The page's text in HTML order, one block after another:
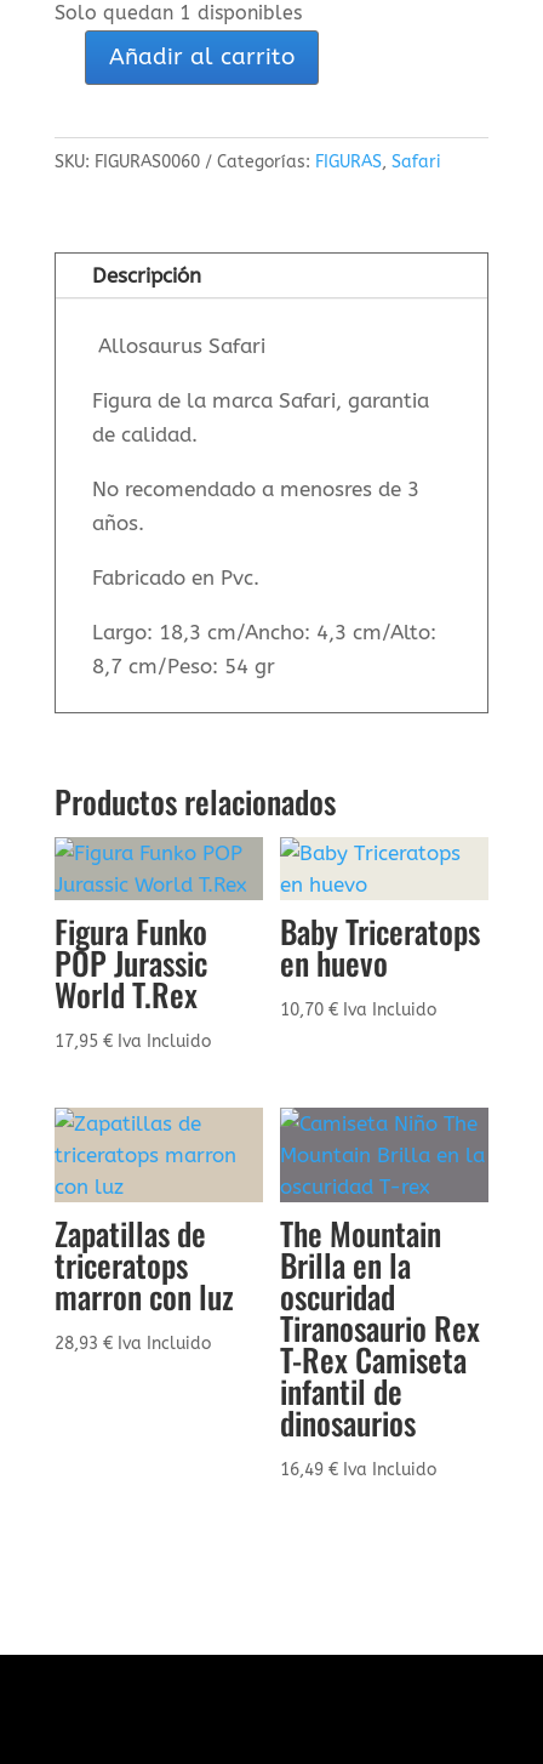
Solo quedan 1 disponibles
cantidad
Añadir al carrito
SKU: FIGURAS0060 Categorías: FIGURAS, Safari
Descripción
Allosaurus Safari
Figura de la marca Safari, garantia
de calidad.
No recomendado a menosres de 3
años.
Fabricado en Pvc.
Largo: 18,3 cm/Ancho: 4,3 cm/Alto:
8,7 cm/Peso: 54 gr
Productos relacionados
Figura Funko
POP Jurassic
World T.Rex
17,95 € Iva Incluido
Baby Triceratops
en huevo
10,70€ Iva Incluido
Zapatillas de
triceratops
marron con luz
28,93 € Iva Incluido
The Mountain
Brilla en la
oscuridad
Tiranosaurio Rex
T-Rex Camiseta
infantil de
dinosaurios
16,49€ Iva Incluido